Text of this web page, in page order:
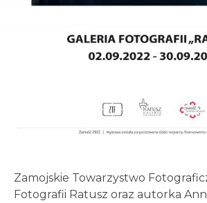
Zamojskie Towarzystwo
Fotografii Ratusz oraz autorka